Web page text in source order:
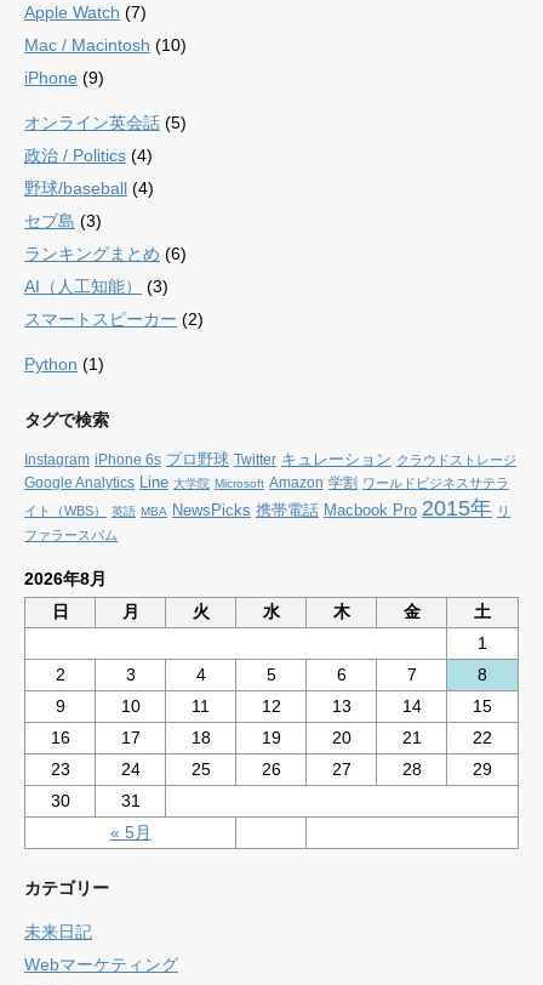
Apple Watch (7)
Mac / Macintosh (10)
iPhone (9)
オンライン英会話 (5)
政治 / Politics (4)
野球/baseball (4)
セブ島 (3)
ランキングまとめ (6)
AI（人工知能）
(3)
スマートスピーカー (2)
Python (1)
タグで検索
Instagram iPhone 6s プロ野球 Twitter キュレーション クラウドストレージ
Google Analytics Line 大学院 Microsoft Amazon 学割 ワールドビジネスサテラ
イト（WBS）
英語 MBA NewsPicks 携帯電話 Macbook Pro 2015年 リ
ファラースパム
2026年8月
日
月 火 水 木 金 土
« 5月
1
2
3 4 5 6 7
8
9
10 11 12 13 14
15
16
17 18 19 20 21
22
23
24 25 26 27 28
29
30
31
カテゴリー
未来日記
Webマーケティング